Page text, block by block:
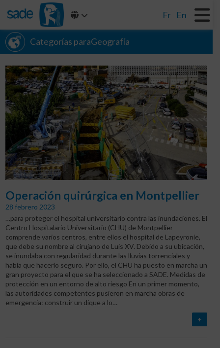
Fr En
Categorías paraGeografía
Operación quirúrgica en Montpellier
28 febrero 2023
…para proteger el hospital universitario contra las inundaciones. El
Centro Hospitalario Universitario (CHU) de Montpellier
comprende varios centros, entre ellos el hospital de Lapeyronie,
que debe su nombre al cirujano de Luis XV. Debido a su ubicación,
se inundaba con regularidad durante las lluvias torrenciales y
había que hacerlo seguro. Por ello, el CHU ha puesto en marcha un
gran proyecto para el que se ha seleccionado a SADE. Medidas de
protección en un entorno de alto riesgo En un primer momento,
las autoridades competentes pusieron en marcha obras de
emergencia: construir un dique a lo…
+